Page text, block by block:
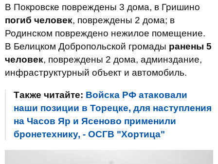
В Покровске повреждены 3 дома, в Гришино
погиб человек, повреждены 2 дома; в
Родинском повреждено нежилое помещение.
В Белицком Добропольской громады ранены 5
человек, повреждены 2 дома, админздание,
инфраструктурный объект и автомобиль.
Также читайте: Войска РФ атаковали
наши позиции в Торецке, для наступления
на Часов Яр и Ясеново применили
бронетехнику, - ОСГВ "Хортица"